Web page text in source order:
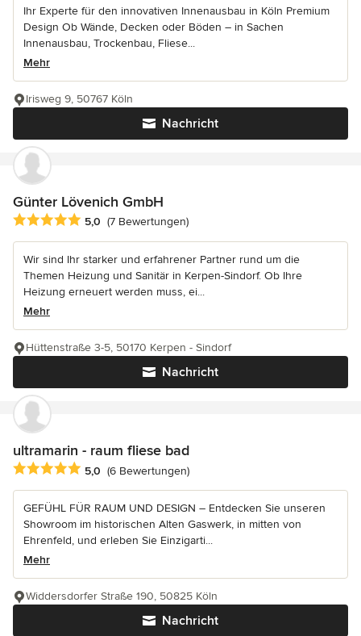
Ihr Experte für den innovativen Innenausbau in Köln Premium
Design Ob Wände, Decken oder Böden – in Sachen
Innenausbau, Trockenbau, Fliese...
Mehr
Nachricht
Irisweg 9, 50767 Köln
Günter Lövenich GmbH
Durchschnittliche Bewertung: 5 von 5 Sternen
5,0 (7 Bewertungen)
Wir sind Ihr starker und erfahrener Partner rund um die
Themen Heizung und Sanitär in Kerpen-Sindorf. Ob Ihre
Heizung erneuert werden muss, ei...
Mehr
Nachricht
Hüttenstraße 3-5, 50170 Kerpen - Sindorf
ultramarin - raum fliese bad
Durchschnittliche Bewertung: 5 von 5 Sternen
5,0 (6 Bewertungen)
GEFÜHL FÜR RAUM UND DESIGN – Entdecken Sie unseren
Showroom im historischen Alten Gaswerk, in mitten von
Ehrenfeld, und erleben Sie Einzigarti...
Mehr
Nachricht
Widdersdorfer Straße 190, 50825 Köln